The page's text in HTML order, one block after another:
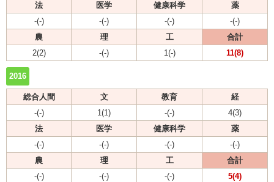
法
医学 健康科学
薬
-(-)
-(-) -(-)
-(-)
農
理 工
合計
2(2)
-(-) 1(-) 11(8)
2016
総合人間 文 教育
経
-(-)
1(1) -(-)
4(3)
法
医学 健康科学
薬
-(-)
-(-) -(-)
-(-)
農
理 工
合計
-(-)
-(-) -(-) 5(4)